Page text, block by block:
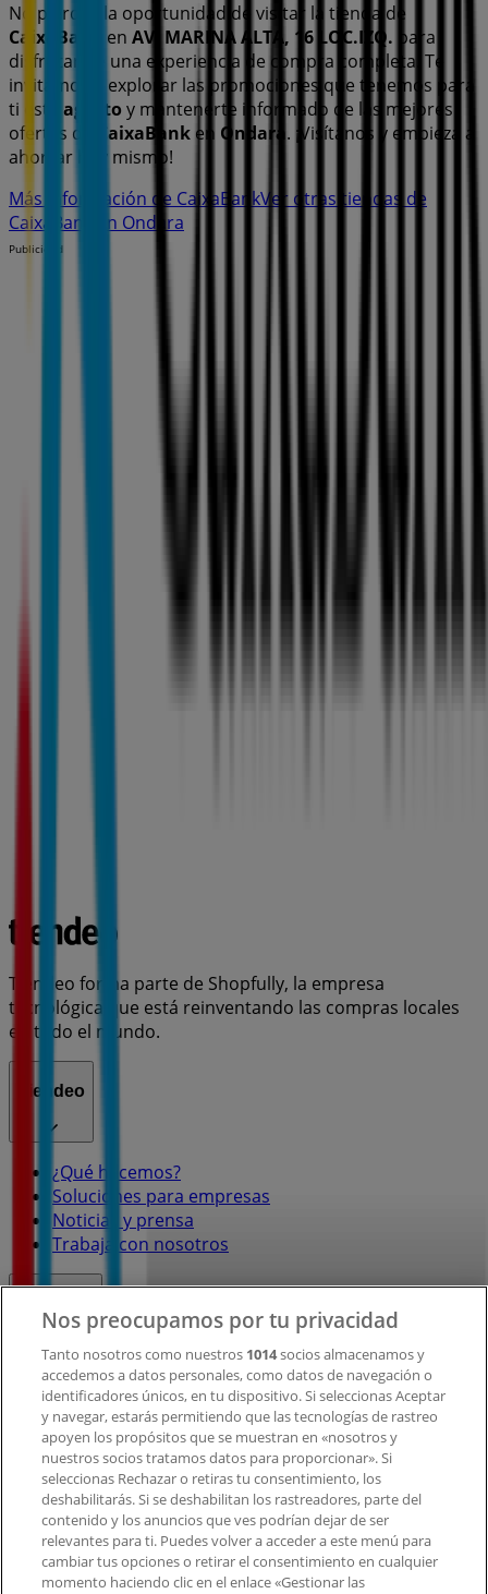
No pierdas la oportunidad de visitar la tienda de
CaixaBank
en AV. MARINA ALTA, 16 LOC.IZQ. para
disfrutar de una experiencia de compra completa. Te
invitamos a explorar las promociones que tenemos para
ti este agosto y mantenerte informado de las mejores
ofertas de
CaixaBank en Ondara . ¡Visítanos y empieza a
ahorrar hoy mismo!
Más información de CaixaBankVer otras tiendas de
CaixaBank en Ondara
Publicidad
Tiendeo forma parte de Shopfully, la empresa
tecnológica que está reinventando las compras locales
en todo el mundo.
Tiendeo
¿Qué hacemos?
Soluciones para empresas
Noticias y prensa
Trabaja con nosotros
Contacto comercial y de marketing
Tienda mal colocada en el mapa
Notificar un folleto
¿Encontraste un problema en la web o en la
aplicación?
Índices
Nos preocupamos por tu privacidad
Tanto nosotros como nuestros 1014socios almacenamos y
accedemos a datos personales, como datos de navegación o
identificadores únicos, en tu dispositivo. Si seleccionas Aceptar
y navegar, estarás permitiendo que las tecnologías de rastreo
apoyen los propósitos que se muestran en «nosotros y
nuestros socios tratamos datos para proporcionar». Si
seleccionas Rechazar o retiras tu consentimiento, los
deshabilitarás. Si se deshabilitan los rastreadores, parte del
contenido y los anuncios que ves podrían dejar de ser
relevantes para ti. Puedes volver a acceder a este menú para
cambiar tus opciones o retirar el consentimiento en cualquier
momento haciendo clic en el enlace «Gestionar las